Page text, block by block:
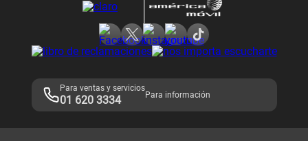
Adquirientes iPhone 6, 6S y SE
Mensaje de Seguridad
Términos y Condiciones de Tienda Claro
Libro de Reclamaciones
Para ventas y servicios
01 620 3334 Para información